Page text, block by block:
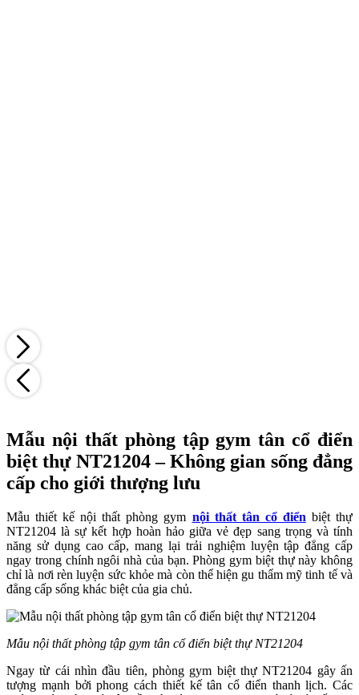
Mẫu nội thất phòng tập gym tân cổ điển
biệt thự NT21204 – Không gian sống đẳng
cấp cho giới thượng lưu
Mẫu thiết kế nội thất phòng gym nội thất tân cổ điển biệt thự
NT21204 là sự kết hợp hoàn hảo giữa vẻ đẹp sang trọng và tính
năng sử dụng cao cấp, mang lại trải nghiệm luyện tập đẳng cấp
ngay trong chính ngôi nhà của bạn. Phòng gym biệt thự này không
chỉ là nơi rèn luyện sức khỏe mà còn thể hiện gu thẩm mỹ tinh tế và
đẳng cấp sống khác biệt của gia chủ.
Mẫu nội thất phòng tập gym tân cổ điển biệt thự NT21204
Ngay từ cái nhìn đầu tiên, phòng gym biệt thự NT21204 gây ấn
tượng mạnh bởi phong cách thiết kế tân cổ điển thanh lịch. Các